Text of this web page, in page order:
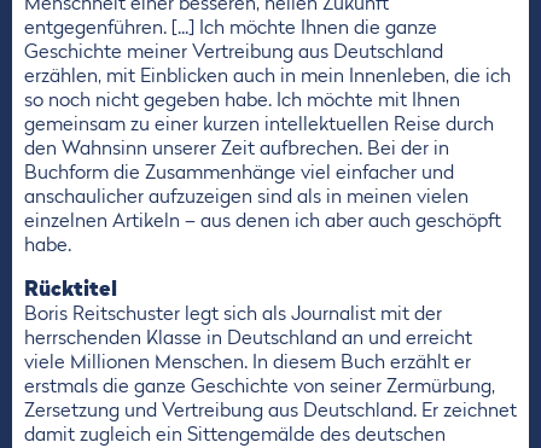
Menschheit einer besseren, hellen Zukunft
entgegenführen. [...] Ich möchte Ihnen die ganze
Geschichte meiner Vertreibung aus Deutschland
erzählen, mit Einblicken auch in mein Innenleben, die ich
so noch nicht gegeben habe. Ich möchte mit Ihnen
gemeinsam zu einer kurzen intellektuellen Reise durch
den Wahnsinn unserer Zeit aufbrechen. Bei der in
Buchform die Zusammenhänge viel einfacher und
anschaulicher aufzuzeigen sind als in meinen vielen
einzelnen Artikeln – aus denen ich aber auch geschöpft
habe.
Rücktitel
Boris Reitschuster legt sich als Journalist mit der
herrschenden Klasse in Deutschland an und erreicht
viele Millionen Menschen. In diesem Buch erzählt er
erstmals die ganze Geschichte von seiner Zermürbung,
Zersetzung und Vertreibung aus Deutschland. Er zeichnet
damit zugleich ein Sittengemälde des deutschen